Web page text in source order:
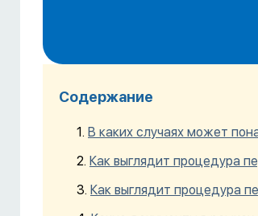
Содержание
В каких случаях может
Как выглядит процедура
Как выглядит процедура